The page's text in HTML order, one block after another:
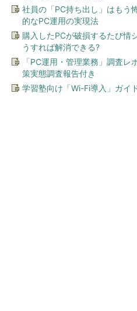
社員の「PC持ち出し」はもう
的なPC運用の実現法
購入したPCが破損するたび情
うすれば解消できる?
「PC運用・管理業務」調査
策実態調査報告付き
学習塾向け「Wi-Fi導入」ガイ